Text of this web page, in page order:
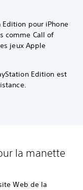
pour iPhone
comme Call of
jeux Apple
Edition est
la manette
Web de la